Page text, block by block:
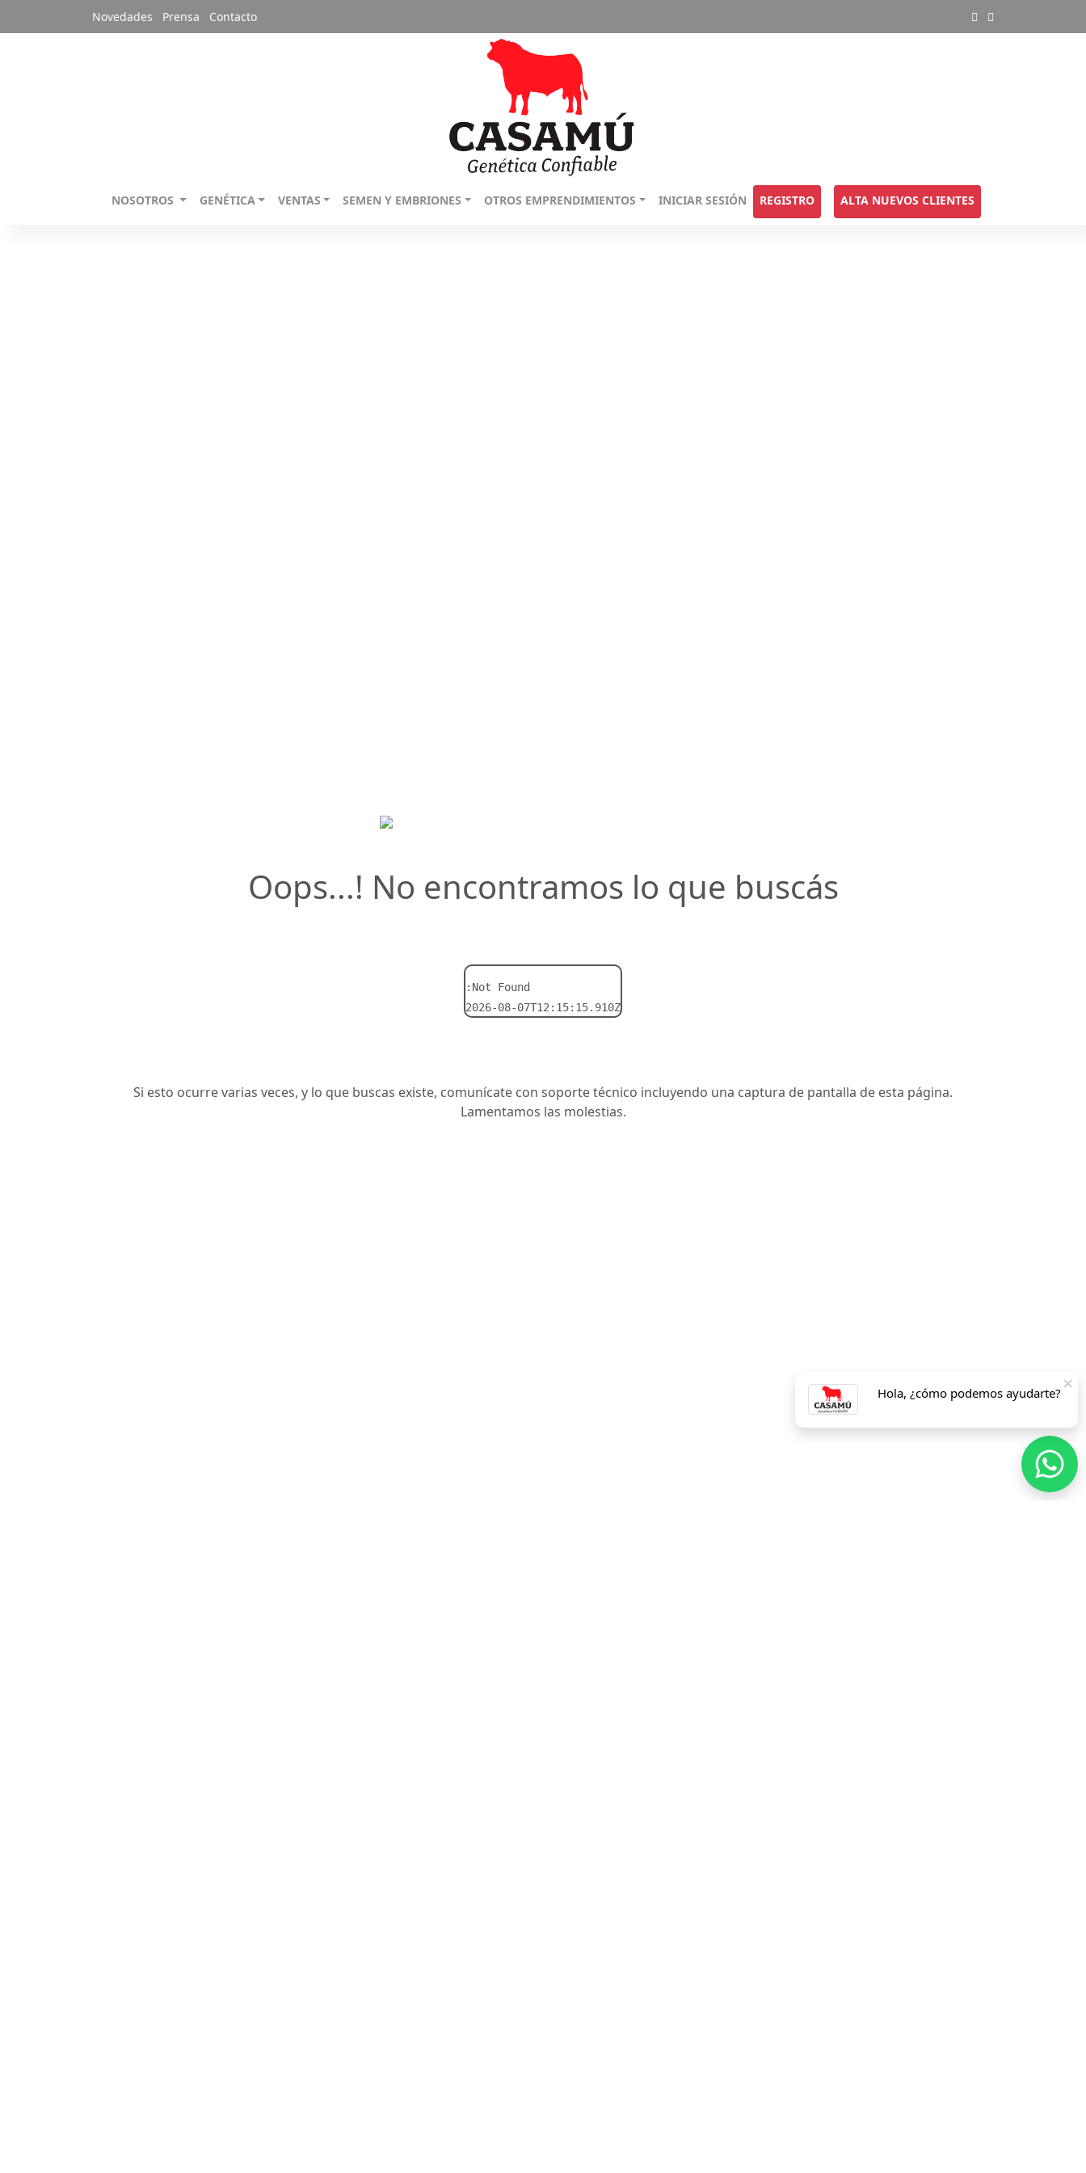
Novedades Prensa Contacto
NOSOTROS GENÉTICA VENTAS SEMEN Y EMBRIONES OTROS EMPRENDIMIENTOS INICIAR SESIÓN REGISTRO ALTA NUEVOS CLIENTES
Oops...! No encontramos lo que buscás
:Not Found
2026-08-07T12:15:15.910Z
Si esto ocurre varias veces, y lo que buscas existe, comunícate con soporte técnico incluyendo una captura de pantalla de esta página.
Lamentamos las molestias.
Hola, ¿cómo podemos ayudarte?